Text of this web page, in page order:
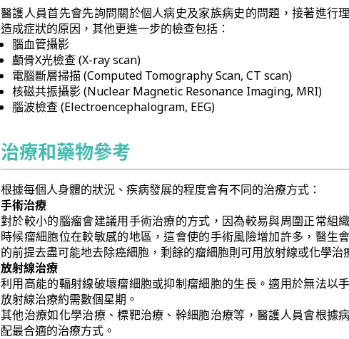
醫護人員首先會先詢問關於個人病史及家族病史的問題，接著進行
造成症狀的原因，其他更進一步的檢查包括：
腦血管攝影
顱骨X光檢查 (X-ray scan)
電腦斷層掃描 (Computed Tomography Scan, CT scan)
核磁共振攝影 (Nuclear Magnetic Resonance Imaging, MRI)
腦波檢查 (Electroencephalogram, EEG)
治療和藥物參考
根據每個人身體的狀況、疾病發展的程度會有不同的治療方式：
手術治療
對於較小的腦瘤會建議用手術治療的方式，因為較易與周圍正常組
時候瘤細胞位在較敏感的地區，這會使的手術風險增加許多，醫生
的前提去盡可能地去除癌細胞，剩餘的瘤細胞則可用放射線或化學治
放射線治療
利用高能的輻射線破壞瘤細胞或抑制瘤細胞的生長。適用於無法以
放射線治療約需數個星期。
其他治療如化學治療、標靶治療、幹細胞治療等，醫護人員會根據
配最合適的治療方式。